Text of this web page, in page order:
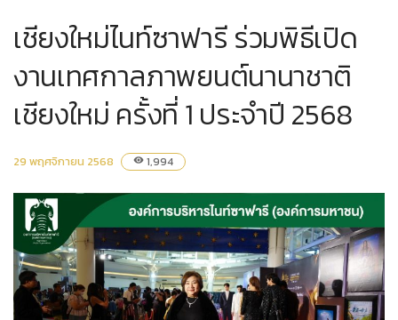
เชียงใหม่ไนท์ซาฟารี ร่วมพิธีเปิด
งานเทศกาลภาพยนต์นานาชาติ
เชียงใหม่ ครั้งที่ 1 ประจำปี 2568
29 พฤศจิกายน 2568 visibility 1,994